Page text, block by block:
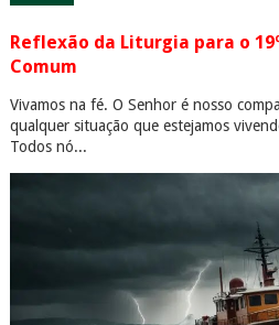
Reflexão da Liturgia para o
Comum
Vivamos na fé. O Senhor é nosso
qualquer situação que estejamos
Todos nó...